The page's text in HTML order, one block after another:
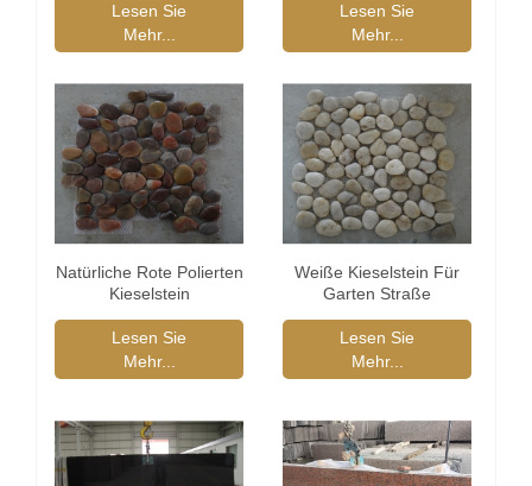
Lesen Sie
Mehr...
Lesen Sie
Mehr...
Natürliche Rote Polierten
Kieselstein
Lesen Sie
Mehr...
Weiße Kieselstein Für
Garten Straße
Lesen Sie
Mehr...